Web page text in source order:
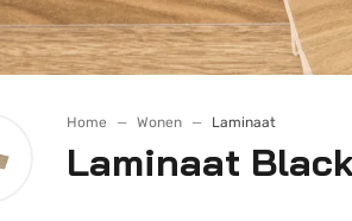
Home Wonen Laminaat
Laminaat